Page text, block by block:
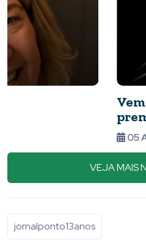
Vem aí o ATLETA
premiação do
VEJA MAIS
jornalponto13anos